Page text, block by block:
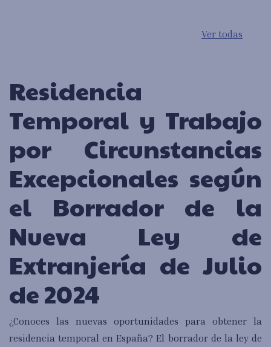
Ver todas
Residencia
Temporal y Trabajo
por Circunstancias
Excepcionales según
el Borrador de la
Nueva Ley de
Extranjería de Julio
de 2024
¿Conoces las nuevas oportunidades para obtener la
residencia temporal en España? El borrador de la ley de